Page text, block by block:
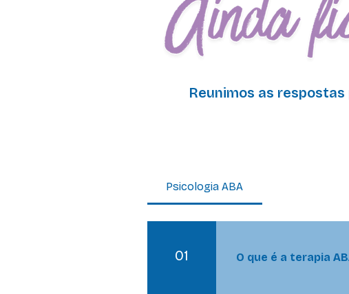
Reunimos as
Psicologia ABA
01 O que é a terapia